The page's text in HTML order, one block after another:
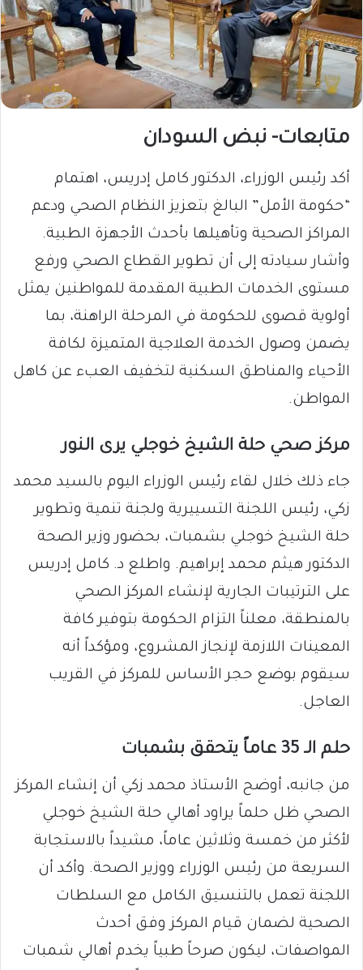
متابعات- نبض السودان
أكد رئيس الوزراء، الدكتور كامل إدريس، اهتمام
“حكومة الأمل” البالغ بتعزيز النظام الصحي ودعم
المراكز الصحية وتأهيلها بأحدث الأجهزة الطبية.
وأشار سيادته إلى أن تطوير القطاع الصحي ورفع
مستوى الخدمات الطبية المقدمة للمواطنين يمثل
أولوية قصوى للحكومة في المرحلة الراهنة، بما
يضمن وصول الخدمة العلاجية المتميزة لكافة
الأحياء والمناطق السكنية لتخفيف العبء عن كاهل
المواطن.
مركز صحي حلة الشيخ خوجلي يرى النور
جاء ذلك خلال لقاء رئيس الوزراء اليوم بالسيد محمد
زكي، رئيس اللجنة التسييرية ولجنة تنمية وتطوير
حلة الشيخ خوجلي بشمبات، بحضور وزير الصحة
الدكتور هيثم محمد إبراهيم. واطلع د. كامل إدريس
على الترتيبات الجارية لإنشاء المركز الصحي
بالمنطقة، معلناً التزام الحكومة بتوفير كافة
المعينات اللازمة لإنجاز المشروع، ومؤكداً أنه
سيقوم بوضع حجر الأساس للمركز في القريب
العاجل.
حلم الـ 35 عاماً يتحقق بشمبات
من جانبه، أوضح الأستاذ محمد زكي أن إنشاء المركز
الصحي ظل حلماً يراود أهالي حلة الشيخ خوجلي
لأكثر من خمسة وثلاثين عاماً، مشيداً بالاستجابة
السريعة من رئيس الوزراء ووزير الصحة. وأكد أن
اللجنة تعمل بالتنسيق الكامل مع السلطات
الصحية لضمان قيام المركز وفق أحدث
المواصفات، ليكون صرحاً طبياً يخدم أهالي شمبات